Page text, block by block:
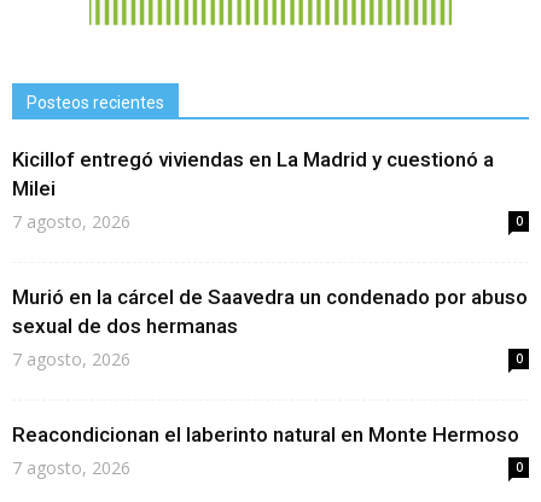
Posteos recientes
Kicillof entregó viviendas en La Madrid y cuestionó a
Milei
7 agosto, 2026 0
Murió en la cárcel de Saavedra un condenado por abuso
sexual de dos hermanas
7 agosto, 2026 0
Reacondicionan el laberinto natural en Monte Hermoso
7 agosto, 2026 0